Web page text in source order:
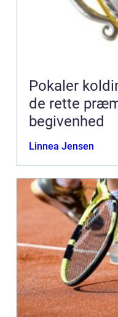
Pokaler kolding sådan
de rette
begivenhed
Linnea Jensen